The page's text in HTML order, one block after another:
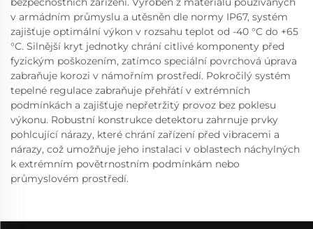
v armádním průmyslu a utěsněn dle normy IP67, systém
zajišťuje optimální výkon v rozsahu teplot od -40 °C do +65
°C. Silnější kryt jednotky chrání citlivé komponenty před
fyzickým poškozením, zatímco speciální povrchová úprava
zabraňuje korozi v námořním prostředí. Pokročilý systém
tepelné regulace zabraňuje přehřátí v extrémních
podmínkách a zajišťuje nepřetržitý provoz bez poklesu
výkonu. Robustní konstrukce detektoru zahrnuje prvky
pohlcující nárazy, které chrání zařízení před vibracemi a
nárazy, což umožňuje jeho instalaci v oblastech náchylných
k extrémním povětrnostním podmínkám nebo
průmyslovém prostředí.